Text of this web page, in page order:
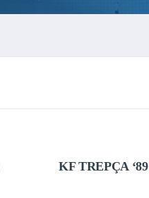
KF TREPÇA ‘89